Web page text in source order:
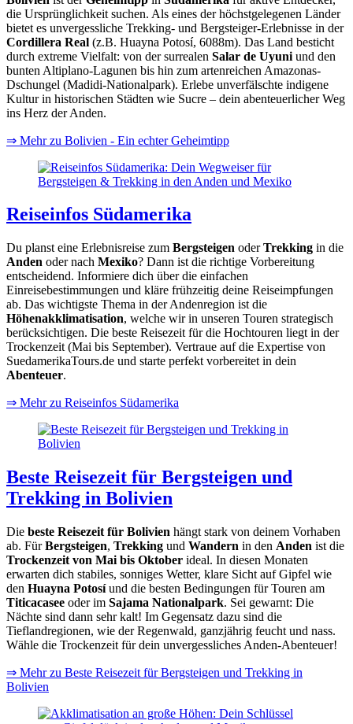
die Ursprünglichkeit suchen. Als eines der höchstgelegenen Länder
bietet es unvergessliche Trekking- und Bergsteiger-Erlebnisse in der
Cordillera Real (z.B. Huayna Potosí, 6088m). Das Land besticht
durch extreme Vielfalt: von der surrealen Salar de Uyuni und den
bunten Altiplano-Lagunen bis hin zum artenreichen Amazonas-
Dschungel (Madidi-Nationalpark). Erlebe unverfälschte indigene
Kultur in historischen Städten wie Sucre – dein abenteuerlicher Weg
ins Herz der Anden.
⇒ Mehr zu Bolivien - Ein echter Geheimtipp
Reiseinfos Südamerika
Du planst eine Erlebnisreise zum Bergsteigen oderTrekking in die
Anden oder nach Mexiko? Dann ist die richtige Vorbereitung
entscheidend. Informiere dich über die einfachen
Einreisebestimmungen und kläre frühzeitig deine Reiseimpfungen
ab. Das wichtigste Thema in der Andenregion ist die
Höhenakklimatisation, welche wir in unseren Touren strategisch
berücksichtigen. Die beste Reisezeit für die Hochtouren liegt in der
Trockenzeit (Mai bis September). Vertraue auf die Expertise von
SuedamerikaTours.de und starte perfekt vorbereitet in dein
Abenteuer.
⇒ Mehr zu Reiseinfos Südamerika
Beste Reisezeit für Bergsteigen und
Trekking in Bolivien
Die beste Reisezeit für Bolivien hängt stark von deinem Vorhaben
ab. FürBergsteigen, Trekking und Wandern in den Anden ist die
Trockenzeit von Mai bis Oktober ideal. In diesen Monaten
erwarten dich stabiles, sonniges Wetter, klare Sicht auf Gipfel wie
den Huayna Potosíund die besten Bedingungen für Touren am
Titicacasee oder im Sajama Nationalpark. Sei gewarnt: Die
Nächte sind dann sehr kalt! Im Gegensatz dazu sind die
Tieflandregionen, wie der Regenwald, ganzjährig feucht und nass.
Wähle die Trockenzeit für dein unvergessliches Anden-Abenteuer!
⇒ Mehr zu Beste Reisezeit für Bergsteigen und Trekking in
Bolivien